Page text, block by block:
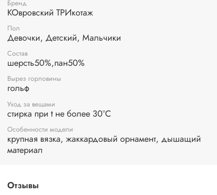
стесняет движения. При выборе размера советуем
руководствоваться таблицей в карточке товара.
Бренд
КОвровский ТРИкотаж
Пол
Девочки, Детский, Мальчики
Состав
шерсть50%,пан50%
Вырез горловины
гольф
Уход за вещами
стирка при t не более 30°C
Особенности модели
крупная вязка, жаккардовый орнамент, дышащий
материал
Отзывы